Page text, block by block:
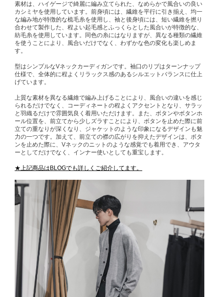
素材は、ハイゲージで綺麗に編み立てられた、なめらかで風合いの良い
カシミヤを使用しています。前身頃には、繊維を平行に引き揃え、均一
な編み地が特徴的な梳毛糸を使用し、袖と後身頃には、短い繊維を撚り
合わせて製作した、程よい起毛感とふっくらとした風合いが特徴的な、
紡毛糸を使用しています。同色の糸にはなりますが、異なる種類の繊維
を使うことにより、風合いだけでなく、わずかな色の変化も楽しめま
す。
型はシンプルなVネックカーディガンです。袖口のリブはターンナップ
仕様で、全体的に程よくリラックス感のあるシルエットバランスに仕上
げています。
上質な素材を異なる繊維で編み上げることにより、風合いの違いを感じ
られるだけでなく、コーディネートの程よくアクセントとなり、サラッ
と羽織るだけで雰囲気良く着用いただけます。また、ボタンやボタンホ
ール位置を、前立てから少しズラすことにより、ボタンを止めた際に前
立ての重なりが深くなり、ジャケットのような印象になるデザインも魅
力の一つです。加えて、前立ての襟の広がりを抑えたデザインは、ボタ
ンを止めた際に、Vネックのニットのような感覚でも着用でき、アウタ
ーとしてだけでなく、インナー使いとしても重宝します。
★上記商品はBLOGでも詳しくご紹介してます。